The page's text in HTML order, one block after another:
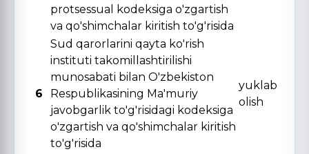
protsessual kodeksiga o'zgartish
va qo'shimchalar kiritish to'g'risida
6
Sud qarorlarini qayta ko'rish
instituti takomillashtirilishi
munosabati bilan O'zbekiston
Respublikasining Ma'muriy
javobgarlik to'g'risidagi kodeksiga
o'zgartish va qo'shimchalar kiritish
to'g'risida
yuklab
olish